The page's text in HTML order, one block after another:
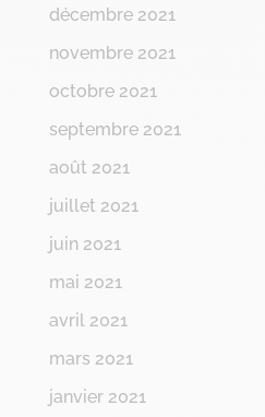
décembre 2021
novembre 2021
octobre 2021
septembre 2021
août 2021
juillet 2021
juin 2021
mai 2021
avril 2021
mars 2021
janvier 2021